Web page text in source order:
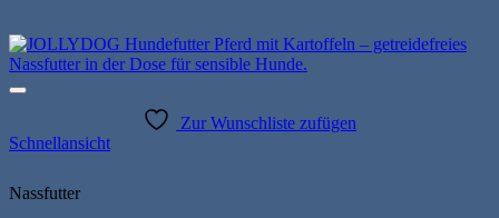
Zur Wunschliste zufügen
Schnellansicht
Nassfutter